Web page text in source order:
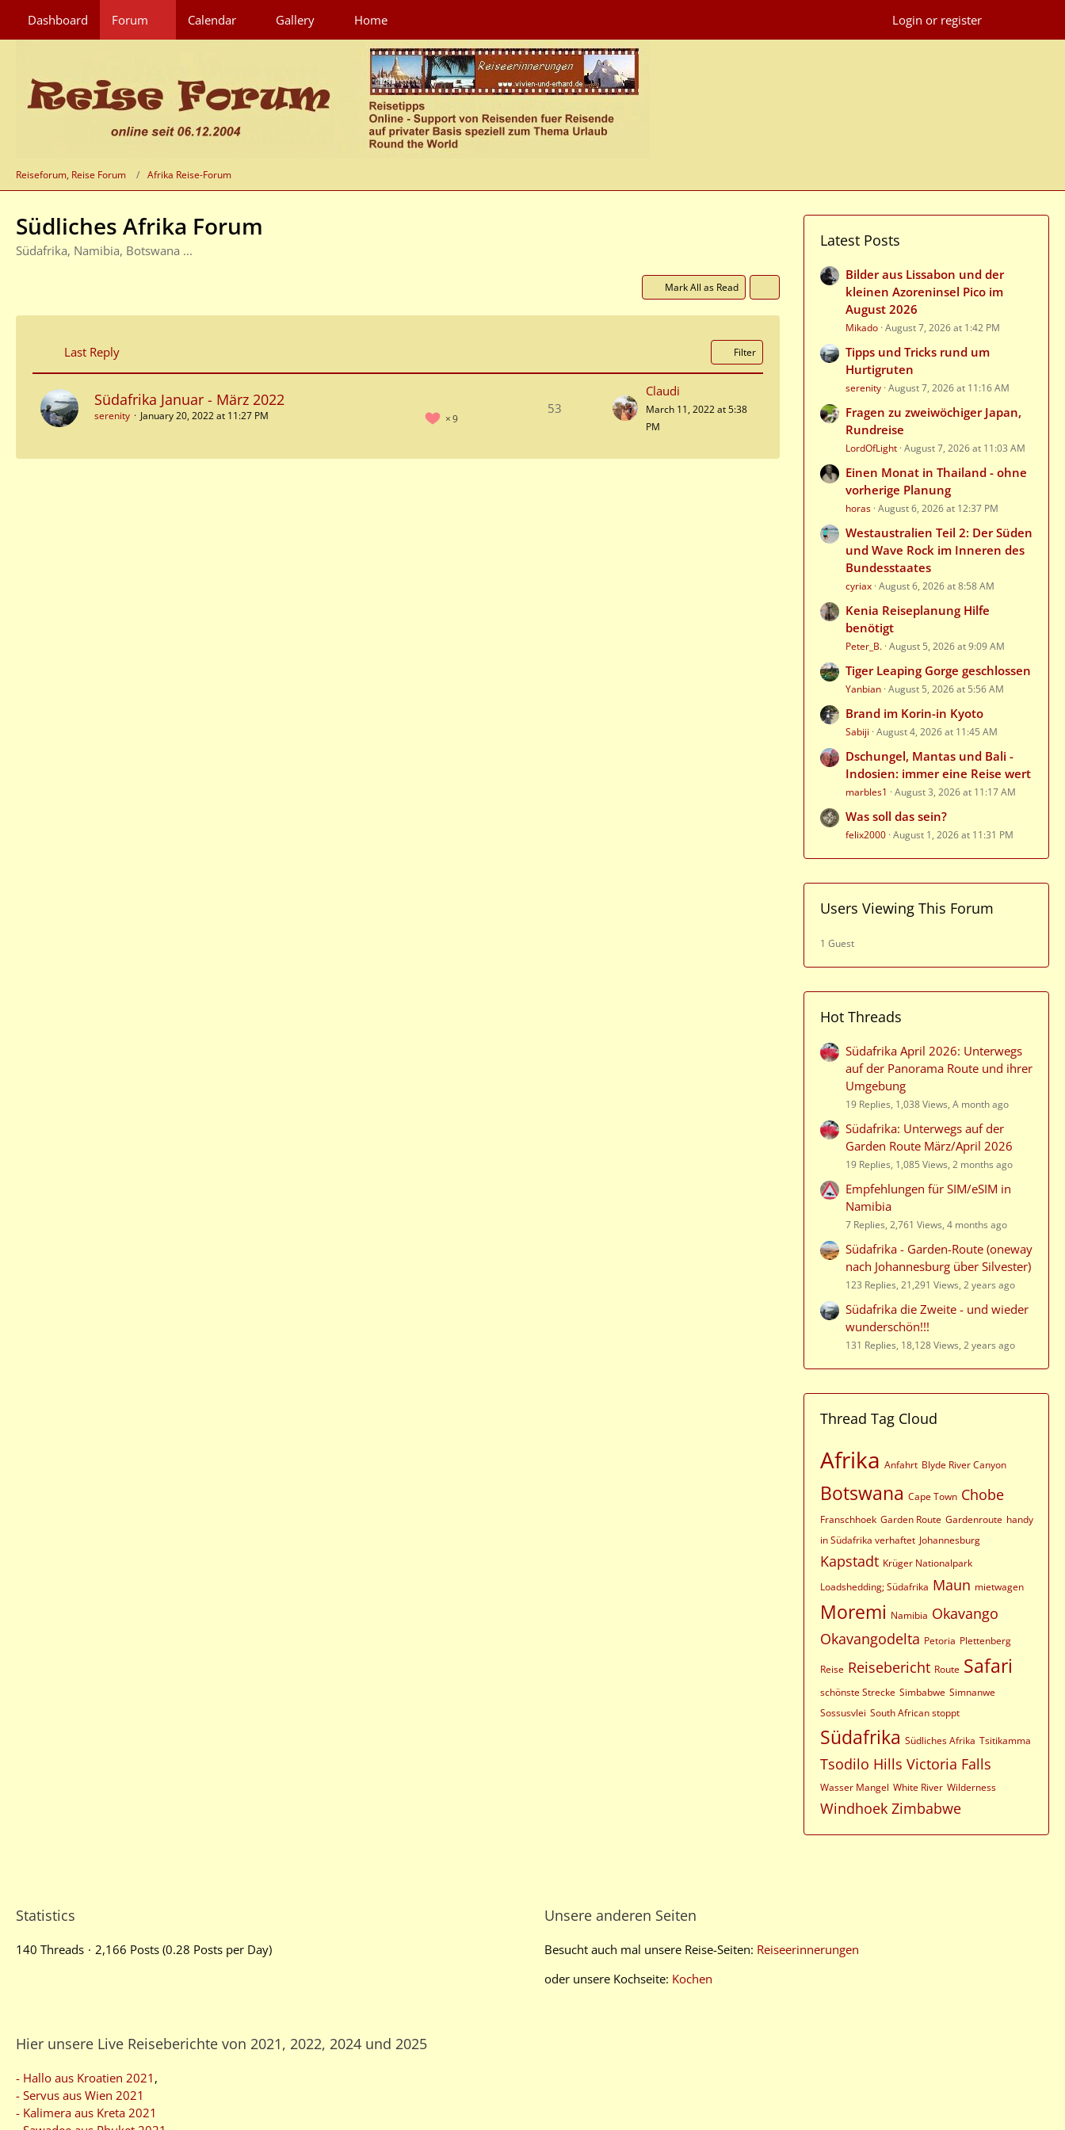
Dashboard Forum Calendar Gallery Home Login or register
Reiseforum, Reise Forum Afrika Reise-Forum
Südliches Afrika Forum
Südafrika, Namibia, Botswana ...
Mark All as Read
Last Reply Filter
Südafrika Januar - März 2022
9
serenity January 20, 2022 at 11:27 PM 53
Claudi
March 11, 2022 at 5:38
PM
Latest Posts
Bilder aus Lissabon und der
kleinen Azoreninsel Pico im
August 2026
Mikado August 7, 2026 at 1:42 PM
Tipps und Tricks rund um
Hurtigruten
serenity August 7, 2026 at 11:16 AM
Fragen zu zweiwöchiger Japan,
Rundreise
LordOfLight August 7, 2026 at 11:03 AM
Einen Monat in Thailand - ohne
vorherige Planung
horas August 6, 2026 at 12:37 PM
Westaustralien Teil 2: Der Süden
und Wave Rock im Inneren des
Bundesstaates
cyriax August 6, 2026 at 8:58 AM
Kenia Reiseplanung Hilfe
benötigt
Peter_B. August 5, 2026 at 9:09 AM
Tiger Leaping Gorge geschlossen
Yanbian August 5, 2026 at 5:56 AM
Brand im Korin-in Kyoto
Sabiji August 4, 2026 at 11:45 AM
Dschungel, Mantas und Bali -
Indosien: immer eine Reise wert
marbles1 August 3, 2026 at 11:17 AM
Was soll das sein?
felix2000 August 1, 2026 at 11:31 PM
Users Viewing This Forum
1 Guest
Hot Threads
Südafrika April 2026: Unterwegs
auf der Panorama Route und ihrer
Umgebung
19 Replies, 1,038 Views, A month ago
Südafrika: Unterwegs auf der
Garden Route März/April 2026
19 Replies, 1,085 Views, 2 months ago
Empfehlungen für SIM/eSIM in
Namibia
7 Replies, 2,761 Views, 4 months ago
Südafrika - Garden-Route (oneway
nach Johannesburg über Silvester)
123 Replies, 21,291 Views, 2 years ago
Südafrika die Zweite - und wieder
wunderschön!!!
131 Replies, 18,128 Views, 2 years ago
Thread Tag Cloud
Afrika Anfahrt Blyde River Canyon
Botswana Cape Town Chobe
Franschhoek Garden Route Gardenroute handy
in Südafrika verhaftet Johannesburg
Kapstadt Krüger Nationalpark
Loadshedding; Südafrika Maun mietwagen
Moremi Namibia Okavango
Okavangodelta Petoria Plettenberg
Reise Reisebericht Route Safari
schönste Strecke Simbabwe Simnanwe
Sossusvlei South African stoppt
Südafrika Südliches Afrika Tsitikamma
Tsodilo Hills Victoria Falls
Wasser Mangel White River Wilderness
Windhoek Zimbabwe
Statistics
140 Threads 2,166 Posts (0.28 Posts per Day)
Unsere anderen Seiten
Besucht auch mal unsere Reise-Seiten: Reiseerinnerungen
oder unsere Kochseite: Kochen
Hier unsere Live Reiseberichte von 2021, 2022, 2024 und 2025
- Hallo aus Kroatien 2021 ,
- Servus aus Wien 2021
- Kalimera aus Kreta 2021